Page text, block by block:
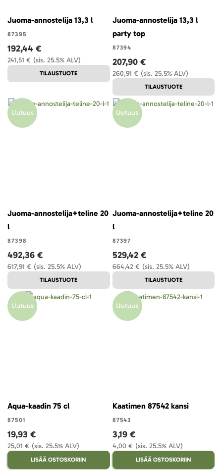
Juoma-annostelija 13,3 l
87395
(sis. 25.5% ALV)
241,51 €
192,44 €
TILAUSTUOTE
Juoma-annostelija 13,3 l
party top
87394
(sis. 25.5% ALV)
260,91 €
207,90 €
TILAUSTUOTE
Uutuus
Juoma-annostelija+teline 20
l
87398
(sis. 25.5% ALV)
617,91 €
492,36 €
TILAUSTUOTE
Uutuus
Juoma-annostelija+teline 20
l
87397
(sis. 25.5% ALV)
664,42 €
529,42 €
TILAUSTUOTE
Uutuus
Aqua-kaadin 75 cl
87501
(sis. 25.5% ALV)
25,01 €
19,93 €
LISÄÄ OSTOSKORIIN
Uutuus
Kaatimen 87542 kansi
87543
(sis. 25.5% ALV)
4,00 €
3,19 €
LISÄÄ OSTOSKORIIN